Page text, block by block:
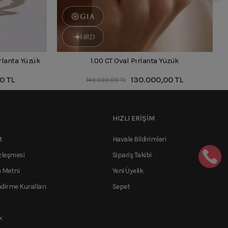
Yüzük
TL
1.00 CT Oval Pırlanta Yüzük
140.000,00 TL 130.000,00 TL
Metni
Kuralları
HIZLI ERİŞİM
Havale Bildirimleri
Sipariş Takibi
Yeni Üyelik
Sepet